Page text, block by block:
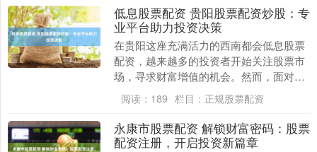
低息股票配资 贵阳股票配资炒股：专
业平台助力投资决策
在贵阳这座充满活力的西南都会低息股票
配资，越来越多的投资者开始关注股票市
场，寻求财富增值的机会。然而，面对瞬
息万变的股市，资金不足或经验欠缺往往
成为制约投资决策....
阅读： 189 栏目： 正规股票配资
永康市股票配资 解锁财富密码：股票
配资注册，开启投资新篇章